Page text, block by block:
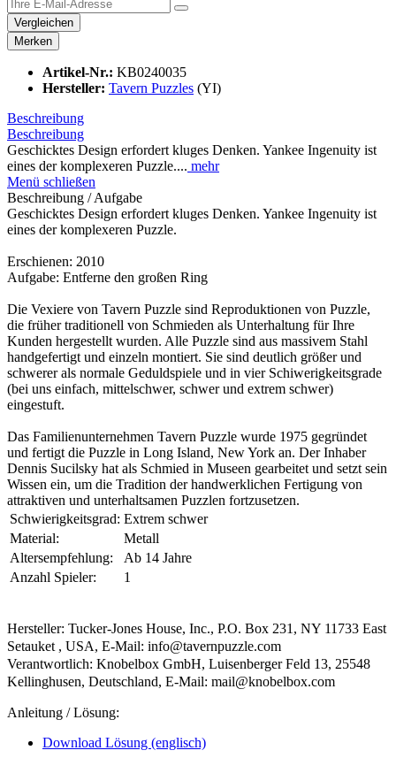
Vergleichen
Merken
Artikel-Nr.: KB0240035
Hersteller: Tavern Puzzles (YI)
Beschreibung
Beschreibung
Geschicktes Design erfordert kluges Denken. Yankee Ingenuity ist
eines der komplexeren Puzzle.... mehr
Menü schließen
Beschreibung / Aufgabe
Geschicktes Design erfordert kluges Denken. Yankee Ingenuity ist
eines der komplexeren Puzzle.
Erschienen: 2010
Aufgabe: Entferne den großen Ring
Die Vexiere von Tavern Puzzle sind Reproduktionen von Puzzle,
die früher traditionell von Schmieden als Unterhaltung für Ihre
Kunden hergestellt wurden. Alle Puzzle sind aus massivem Stahl
handgefertigt und einzeln montiert. Sie sind deutlich größer und
schwerer als normale Geduldspiele und in vier Schiwerigkeitsgrade
(bei uns einfach, mittelschwer, schwer und extrem schwer)
eingestuft.
Das Familienunternehmen Tavern Puzzle wurde 1975 gegründet
und fertigt die Puzzle in Long Island, New York an. Der Inhaber
Dennis Sucilsky hat als Schmied in Museen gearbeitet und setzt sein
Wissen ein, um die Tradition der handwerklichen Fertigung von
attraktiven und unterhaltsamen Puzzlen fortzusetzen.
Schwierigkeitsgrad: Extrem schwer
Material:
Metall
Altersempfehlung:
Ab 14 Jahre
Anzahl Spieler:
1
Hersteller: Tucker-Jones House, Inc., P.O. Box 231, NY 11733 East
Setauket , USA, E-Mail: info@tavernpuzzle.com
Verantwortlich: Knobelbox GmbH, Luisenberger Feld 13, 25548
Kellinghusen, Deutschland, E-Mail: mail@knobelbox.com
Anleitung / Lösung:
Download Lösung (englisch)